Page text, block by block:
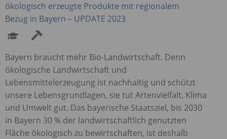
ökologisch erzeugte Produkte mit regionalem
Bezug in Bayern – UPDATE 2023
Bayern braucht mehr Bio-Landwirtschaft. Denn
ökologische Landwirtschaft und
Lebensmittelerzeugung ist nachhaltig und schützt
unsere Lebensgrundlagen, sie tut Artenvielfalt, Klima
und Umwelt gut. Das bayerische Staatsziel, bis 2030
in Bayern 30 % der landwirtschaftlich genutzten
Fläche ökologisch zu bewirtschaften, ist deshalb